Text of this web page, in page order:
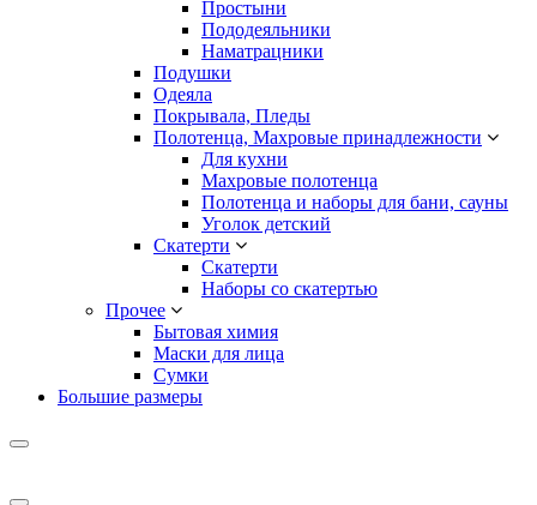
Простыни
Пододеяльники
Наматрацники
Подушки
Одеяла
Покрывала, Пледы
Полотенца, Махровые принадлежности
Для кухни
Махровые полотенца
Полотенца и наборы для бани, сауны
Уголок детский
Скатерти
Скатерти
Наборы со скатертью
Прочее
Бытовая химия
Маски для лица
Сумки
Большие размеры